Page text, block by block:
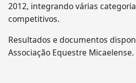
2012, integrando várias
competitivos.
Resultados e documentos
Associação Equestre Micaelense.